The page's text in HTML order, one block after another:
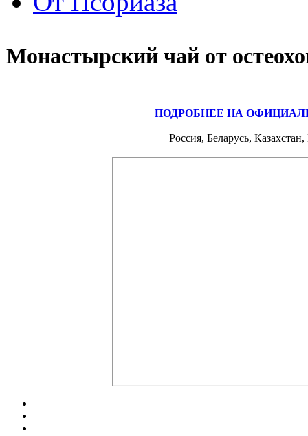
Монастырский чай от
ПОДРОБНЕЕ НА
Россия, Беларусь,